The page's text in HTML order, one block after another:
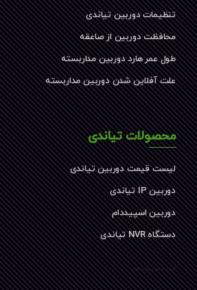
تنظیمات دوربین تیاندی
محافظت دوربین از صاعقه
طول عمر هارد دوربین مداربسته
علت آفلاین شدن دوربین مداربسته
محصولات تیاندی
لیست قیمت دوربین تیاندی
دوربین IP تیاندی
دوربین اسپیددام
دستگاه NVR تیاندی
کیفیت دوربین تیاندی